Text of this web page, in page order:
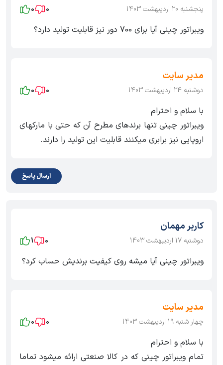
پنجشنبه 20 اردیبهشت 1403 0
0
ویبراتور چینی آیا برای 700 دور نیز قابلیت تولید دارد؟
مدیر سایت
دوشنبه 24 اردیبهشت 1403 0
0
با سلام و احترام
ویبراتور چینی تنها برندهای مطرح آن که حتی با مارکهای
اروپایی نیز برابری میکنند قابلیت این تولید را دارند.
ارسال پاسخ
کاربر مهمان
دوشنبه 17 اردیبهشت 1403 0
1
ویبراتور چینی آیا میشه روی کیفیت برندیش حساب کرد؟
مدیر سایت
چهار شنبه 19 اردیبهشت 1403 0
0
با سلام و احترام
تمام ویبراتور چینی که در کالا صنعتی ارائه میشود تماما